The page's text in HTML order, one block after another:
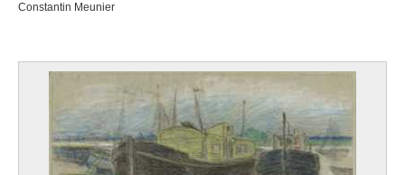
Constantin Meunier